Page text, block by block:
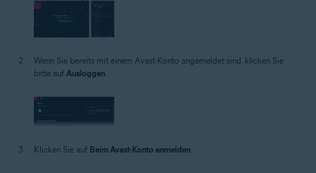
Wenn Sie bereits mit einem Avast-Konto angemeldet sind, klicken Sie
bitte auf Ausloggen.
Klicken Sie auf Beim Avast-Konto anmelden.